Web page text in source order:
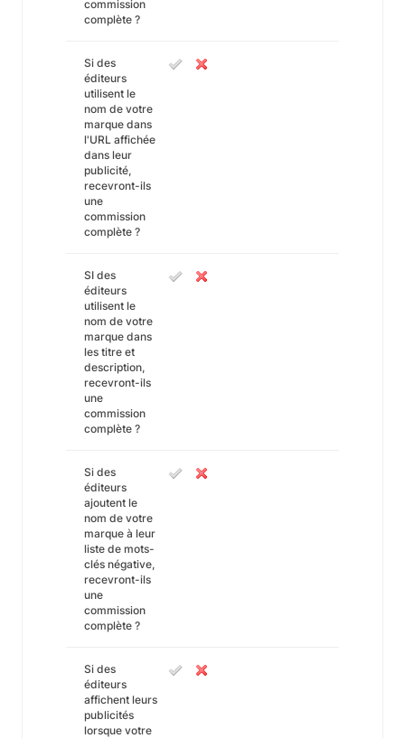
commission
complète ?
Si des
éditeurs
utilisent le
nom de votre
marque dans
l'URL affichée
dans leur
publicité,
recevront-ils
une
commission
complète ?
SI des
éditeurs
utilisent le
nom de votre
marque dans
les titre et
description,
recevront-ils
une
commission
complète ?
Si des
éditeurs
ajoutent le
nom de votre
marque à leur
liste de mots-
clés négative,
recevront-ils
une
commission
complète ?
Si des
éditeurs
affichent leurs
publicités
lorsque votre